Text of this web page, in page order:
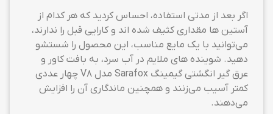
اگر بعد از مدتی استفاده، احساس کردید که هر کدام از
آستین ها مقداری کثیف شده اند و کارایی قبل را ندارند،
می‌توانید با یک مایع مناسب، این محصول را شستشو
دهید. شوینده های ملایم در آب سرد، به بافت کاور و
عرق گیر انگشتی گیمینگ Sarafox مدل V8 چهار عددی
کمتر آسیب می‌زنند و همچنین ماندگاری آن را افزایش
می‌دهند.